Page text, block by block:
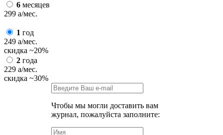
6 месяцев
299 a/мес.
1 год
249 a/мес.
скидка ~20%
2 года
229 a/мес.
скидка ~30%
Чтобы мы могли доставить вам
журнал, пожалуйста заполните: